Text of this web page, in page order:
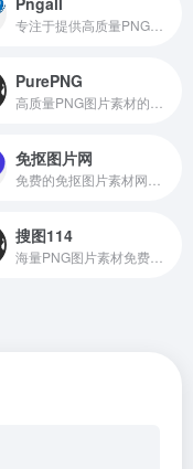
PurePNG
免抠图片网
搜图114